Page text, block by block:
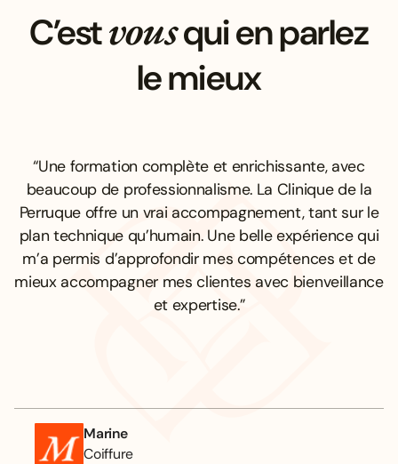
C’estvousqui en parlez
le mieux
Marine
Coiffure
“Une formation complète et enrichissante, avec
beaucoup de professionnalisme. La Clinique de la
Perruque offre un vrai accompagnement, tant sur le
plan technique qu’humain. Une belle expérience qui
m’a permis d’approfondir mes compétences et de
mieux accompagner mes clientes avec bienveillance
et expertise.”